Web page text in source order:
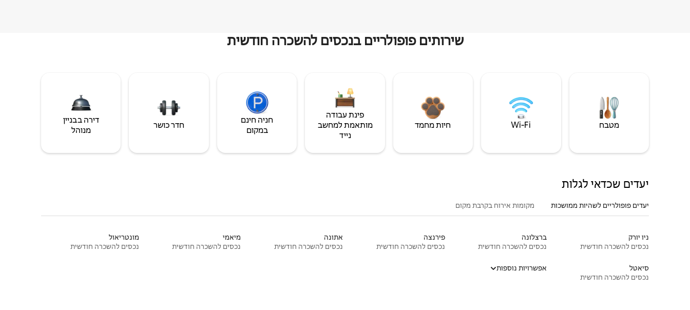
שירותים פופולריים בנכסים להשכרה חודשית
מטבח Wi‑Fi חיות מחמד
פינת עבודה
מותאמת למחשב
נייד
חניה חינם
במקום
חדר כושר
דירה בבניין
מנוהל
יעדים שכדאי לגלות
יעדים פופולריים לשהיות ממושכות מקומות אירוח בקרבת מקום
ניו יורק
נכסים להשכרה חודשית
ברצלונה
נכסים להשכרה חודשית
פירנצה
נכסים להשכרה חודשית
אתונה
נכסים להשכרה חודשית
מיאמי
נכסים להשכרה חודשית
מונטריאול
נכסים להשכרה חודשית
סיאטל
נכסים להשכרה חודשית
אפשרויות נוספות